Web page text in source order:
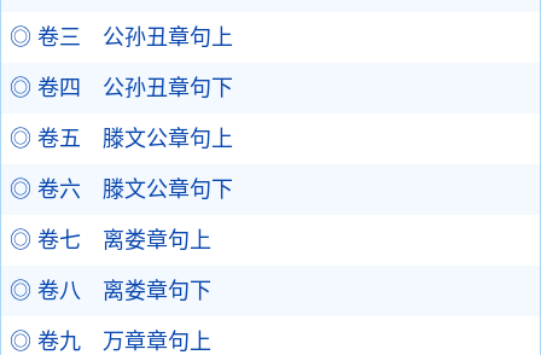
◎ 卷三 公孙丑章句上
◎ 卷四 公孙丑章句下
◎ 卷五 滕文公章句上
◎ 卷六 滕文公章句下
◎ 卷七 离娄章句上
◎ 卷八 离娄章句下
◎ 卷九 万章章句上